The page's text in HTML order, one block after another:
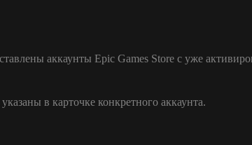
аккаунты Epic Games Store с уже
в карточке конкретного аккаунта.